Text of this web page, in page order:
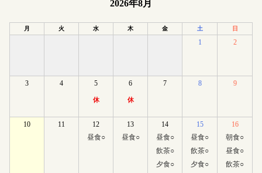
2026年8月
月 火 水 木 金 土 日
1 2
3 4 5
休
6
休
7 8 9
10 11
12
昼食○
13
昼食○
14
昼食○
飲茶○
夕食○
15
昼食○
飲茶○
夕食○
16
朝食○
昼食○
飲茶○